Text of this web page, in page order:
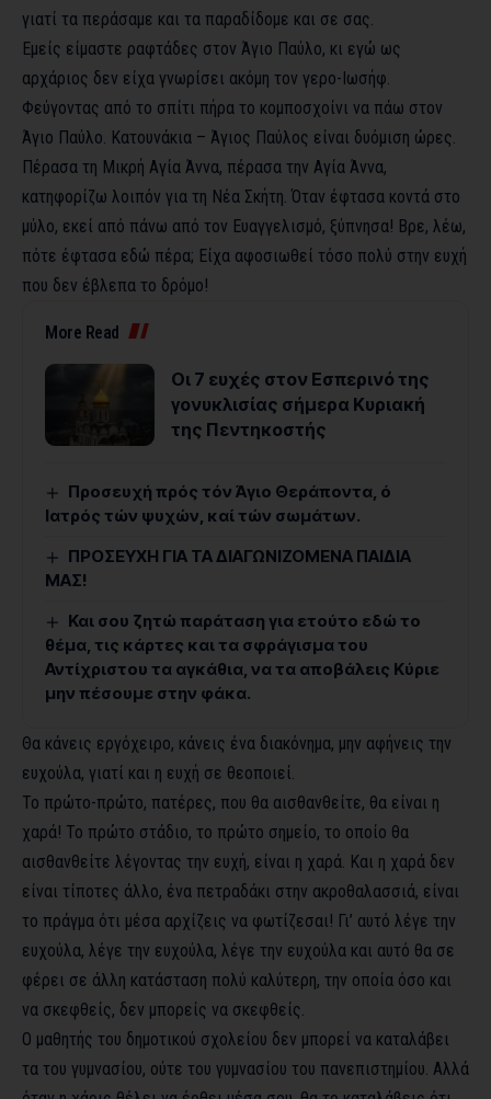
γιατί τα περάσαμε και τα παραδίδομε και σε σας.
Εμείς είμαστε ραφτάδες στον Άγιο Παύλο, κι εγώ ως
αρχάριος δεν είχα γνωρίσει ακόμη τον γερο-Ιωσήφ.
Φεύγοντας από το σπίτι πήρα το κομποσχοίνι να πάω στον
Άγιο Παύλο. Κατουνάκια – Άγιος Παύλος είναι δυόμιση ώρες.
Πέρασα τη Μικρή Αγία Άννα, πέρασα την Αγία Άννα,
κατηφορίζω λοιπόν για τη Νέα Σκήτη. Όταν έφτασα κοντά στο
μύλο, εκεί από πάνω από τον Ευαγγελισμό, ξύπνησα! Βρε, λέω,
πότε έφτασα εδώ πέρα; Είχα αφοσιωθεί τόσο πολύ στην ευχή
που δεν έβλεπα το δρόμο!
More Read
Οι 7 ευχές στον Εσπερινό της
γονυκλισίας σήμερα Κυριακή
της Πεντηκοστής
Προσευχή πρός τόν Άγιο Θεράποντα, ό
Ιατρός τών ψυχών, καί τών σωμάτων.
ΠΡΟΣΕΥΧΗ ΓΙΑ ΤΑ ΔΙΑΓΩΝΙΖΟΜΕΝΑ ΠΑΙΔΙΑ
ΜΑΣ!
Και σου ζητώ παράταση για ετούτο εδώ το
θέμα, τις κάρτες και τα σφράγισμα του
Αντίχριστου τα αγκάθια, να τα αποβάλεις Κύριε
μην πέσουμε στην φάκα.
Θα κάνεις εργόχειρο, κάνεις ένα διακόνημα, μην αφήνεις την
ευχούλα, γιατί και η ευχή σε θεοποιεί.
Το πρώτο-πρώτο, πατέρες, που θα αισθανθείτε, θα είναι η
χαρά! Το πρώτο στάδιο, το πρώτο σημείο, το οποίο θα
αισθανθείτε λέγοντας την ευχή, είναι η χαρά. Και η χαρά δεν
είναι τίποτες άλλο, ένα πετραδάκι στην ακροθαλασσιά, είναι
το πράγμα ότι μέσα αρχίζεις να φωτίζεσαι! Γι’ αυτό λέγε την
ευχούλα, λέγε την ευχούλα, λέγε την ευχούλα και αυτό θα σε
φέρει σε άλλη κατάσταση πολύ καλύτερη, την οποία όσο και
να σκεφθείς, δεν μπορείς να σκεφθείς.
Ο μαθητής του δημοτικού σχολείου δεν μπορεί να καταλάβει
τα του γυμνασίου, ούτε του γυμνασίου του πανεπιστημίου. Αλλά